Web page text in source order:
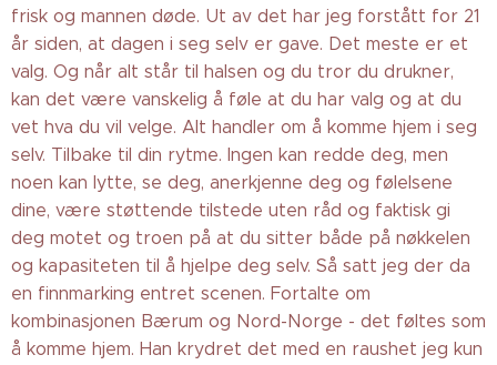
frisk og mannen døde. Ut av det har jeg forstått for 21
år siden, at dagen i seg selv er gave. Det meste er et
valg. Og når alt står til halsen og du tror du drukner,
kan det være vanskelig å føle at du har valg og at du
vet hva du vil velge. Alt handler om å komme hjem i seg
selv. Tilbake til din rytme. Ingen kan redde deg, men
noen kan lytte, se deg, anerkjenne deg og følelsene
dine, være støttende tilstede uten råd og faktisk gi
deg motet og troen på at du sitter både på nøkkelen
og kapasiteten til å hjelpe deg selv. Så satt jeg der da
en finnmarking entret scenen. Fortalte om
kombinasjonen Bærum og Nord-Norge - det føltes som
å komme hjem. Han krydret det med en raushet jeg kun